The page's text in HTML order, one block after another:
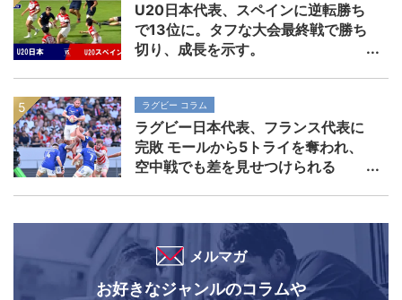
U20日本代表、スペインに逆転勝ち
で13位に。タフな大会最終戦で勝ち
切り、成長を示す。
ラグビー コラム
ラグビー日本代表、フランス代表に
完敗 モールから5トライを奪われ、
空中戦でも差を見せつけられる
メルマガ
お好きなジャンルのコラムや